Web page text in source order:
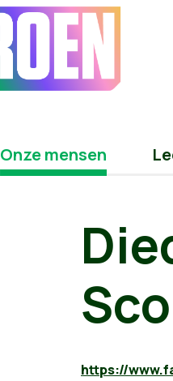
Onze mensen
https://